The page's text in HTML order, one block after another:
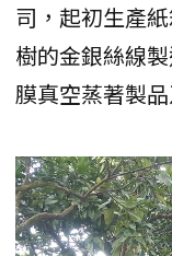
司，起初生產
樹的金銀絲線
膜真空蒸著製